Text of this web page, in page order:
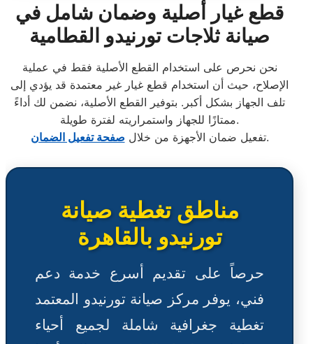
قطع غيار أصلية وضمان شامل في
صيانة ثلاجات تورنيدو القطامية
نحن نحرص على استخدام القطع الأصلية فقط في عملية
الإصلاح، حيث أن استخدام قطع غيار غير معتمدة قد يؤدي إلى
تلف الجهاز بشكل أكبر. بتوفير القطع الأصلية، نضمن لك أداءً
ممتازًا للجهاز واستمراريته لفترة طويلة.
تفعيل ضمان الأجهزة من خلال صفحة تفعيل الضمان .
مناطق تغطية صيانة
تورنيدو بالقاهرة
حرصاً على تقديم أسرع خدمة دعم
فني، يوفر مركز صيانة تورنيدو المعتمد
تغطية جغرافية شاملة لجميع أحياء